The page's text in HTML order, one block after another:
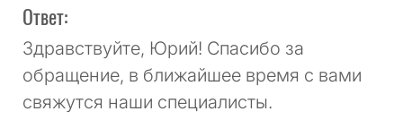
Ответ:
Здравствуйте, Юрий! Спасибо за
обращение, в ближайшее время с вами
свяжутся наши специалисты.